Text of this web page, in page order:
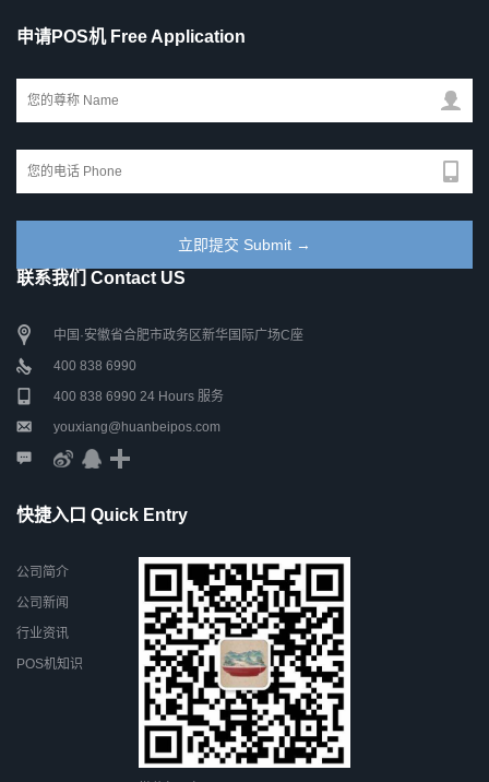
申请POS机 Free Application
联系我们 Contact US
中国·安徽省合肥市政务区新华国际广场C座
400 838 6990
400 838 6990 24 Hours 服务
youxiang@huanbeipos.com
快捷入口 Quick Entry
公司简介
公司新闻
行业资讯
POS机知识